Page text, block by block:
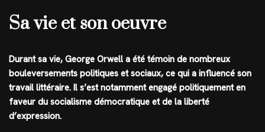
Sa vie et son oeuvre
Durant sa vie, George Orwell a été témoin de nombreux
bouleversements politiques et sociaux, ce qui a influencé son
travail littéraire. Il s’est notamment engagé politiquement en
faveur du socialisme démocratique et de la liberté
d’expression.